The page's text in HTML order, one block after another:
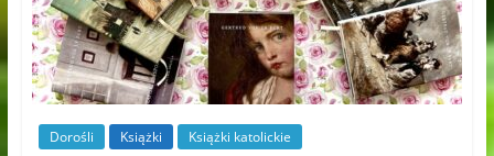
Dorośli Książki Książki katolickie